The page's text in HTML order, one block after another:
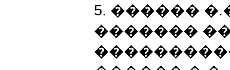
5. ������
�������